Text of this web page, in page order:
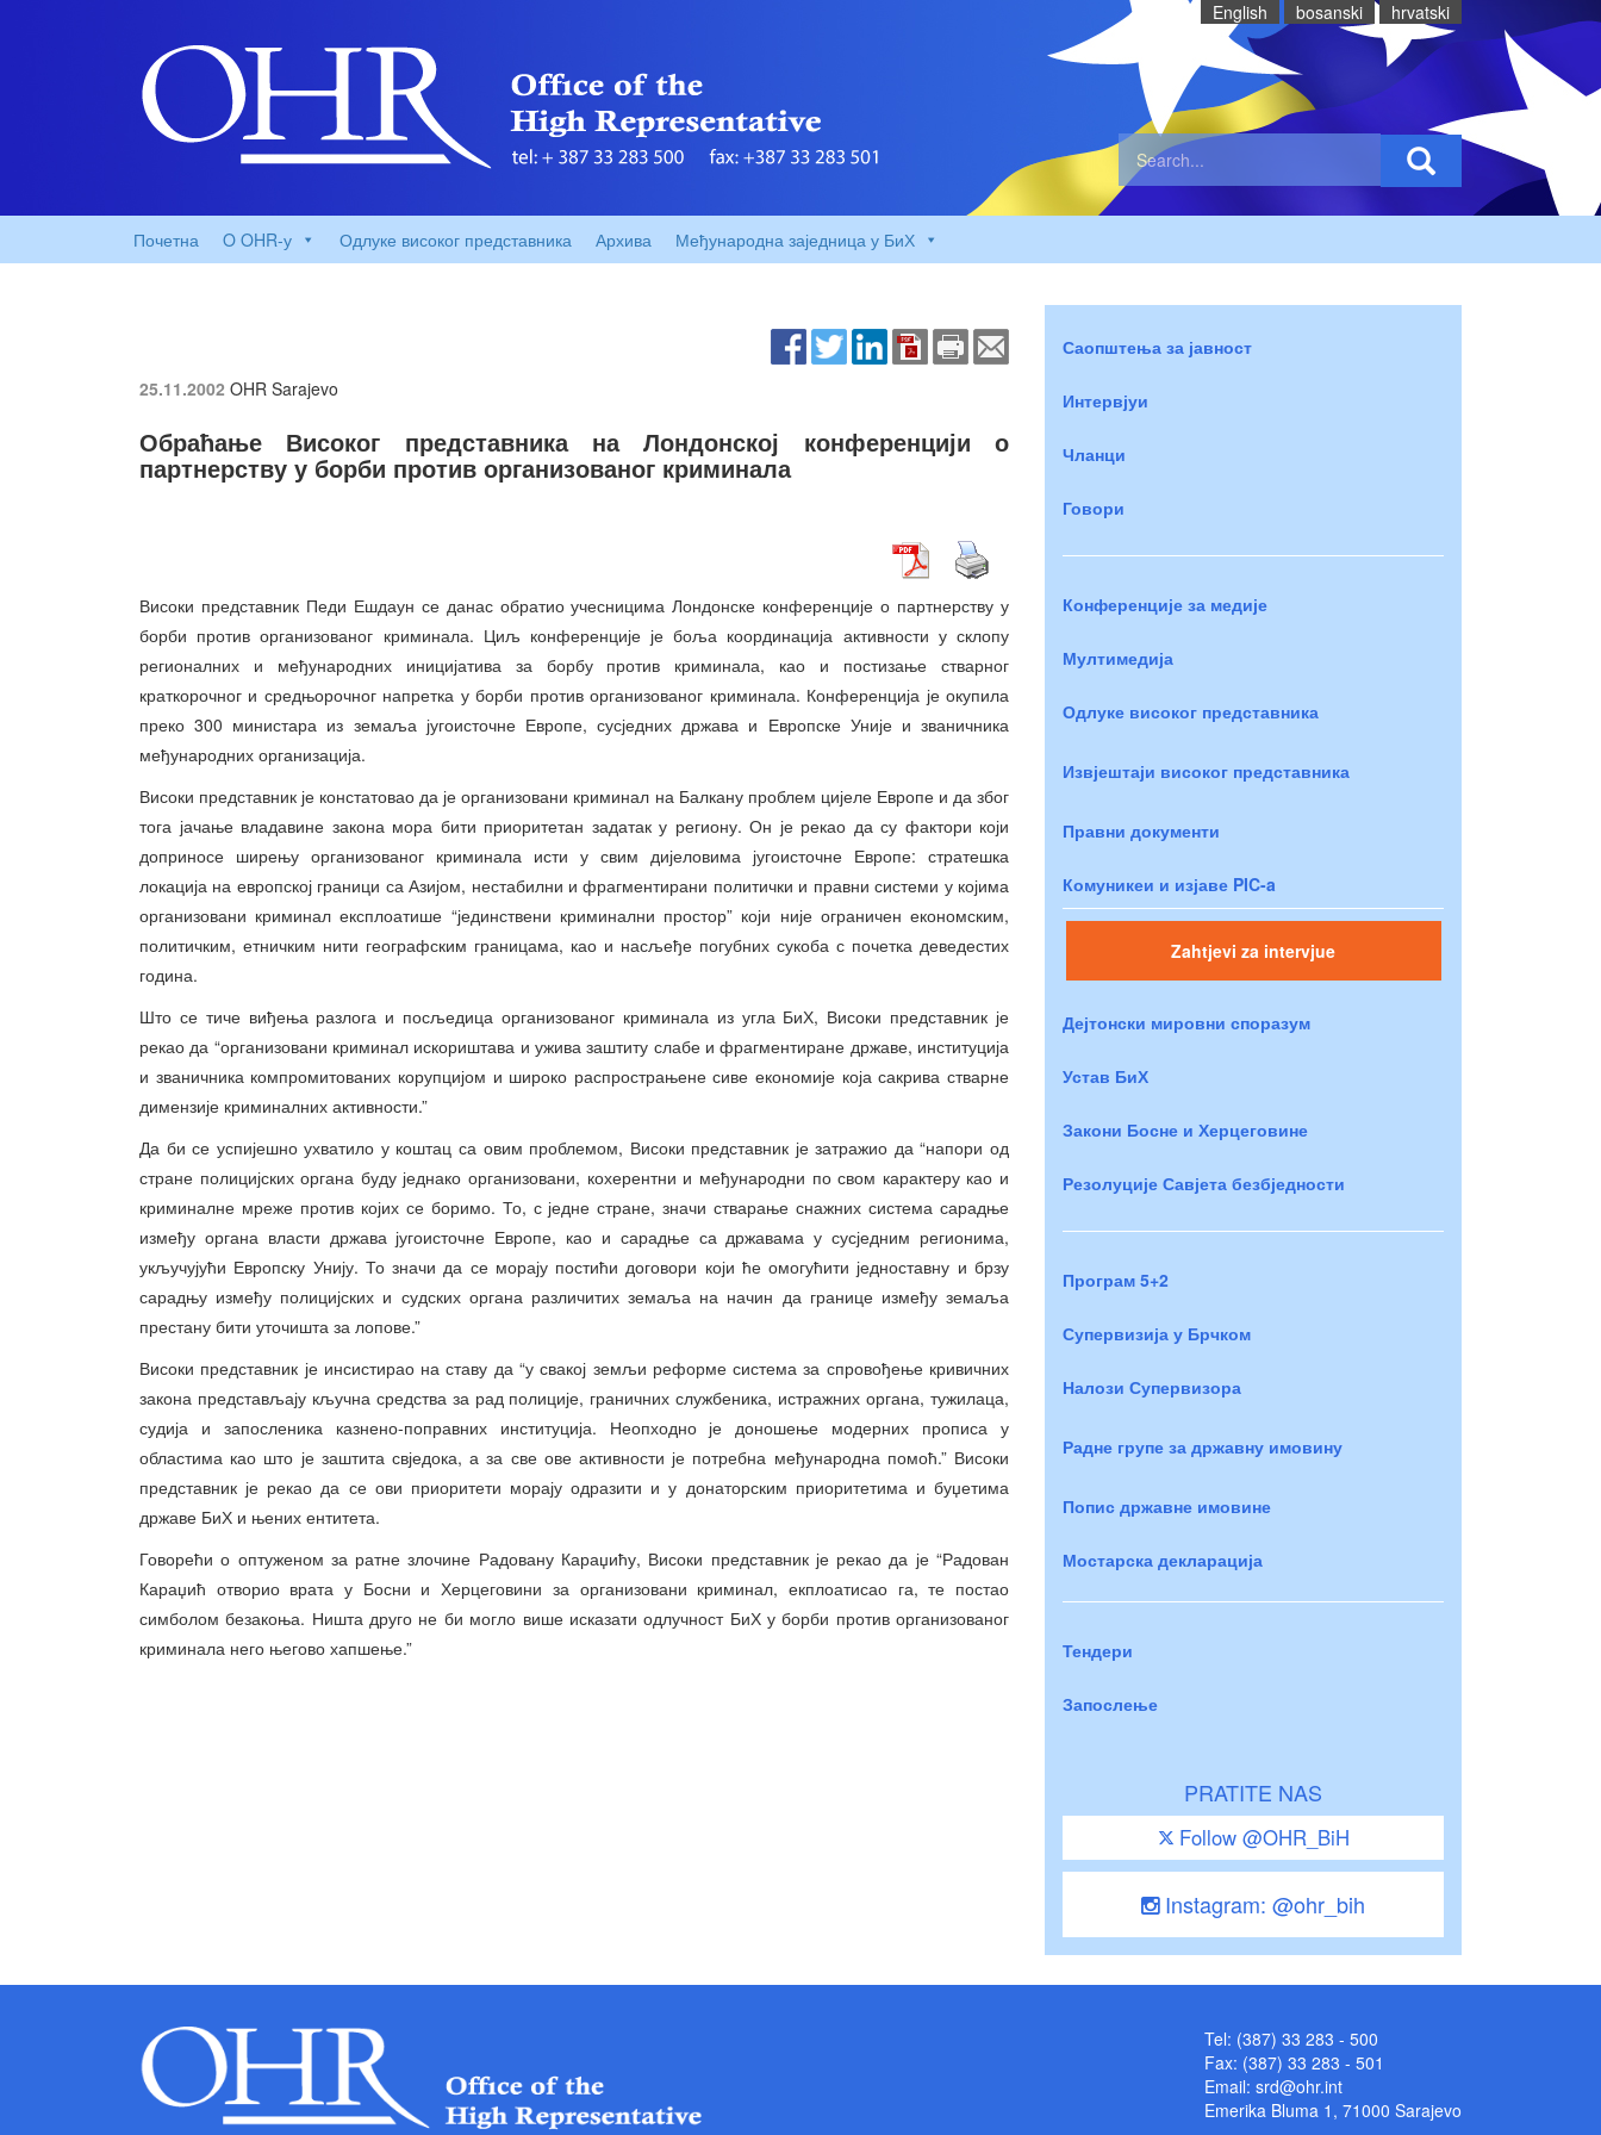
English bosanski hrvatski
Почетна O OHR-у Одлуке високог представника Архива Међународна заједница у БиХ
25.11.2002 OHR Sarajevo
Обраћање Високог представника на Лондонској конференцији о
партнерству у борби против организованог криминала
Високи представник Педи Ешдаун се данас обратио учесницима Лондонске конференције о партнерству у
борби против организованог криминала. Циљ конференције је боља координација активности у склопу
регионалних и међународних иницијатива за борбу против криминала, као и постизање стварног
краткорочног и средњорочног напретка у борби против организованог криминала. Конференција је окупила
преко 300 министара из земаља југоисточне Европе, сусједних држава и Европске Уније и званичника
међународних организација.
Високи представник је констатовао да је организовани криминал на Балкану проблем цијеле Европе и да због
тога јачање владавине закона мора бити приоритетан задатак у региону. Он је рекао да су фактори који
доприносе ширењу организованог криминала исти у свим дијеловима југоисточне Европе: стратешка
локација на европској граници са Азијом, нестабилни и фрагментирани политички и правни системи у којима
организовани криминал експлоатише “јединствени криминални простор” који није ограничен економским,
политичким, етничким нити географским границама, као и насљеђе погубних сукоба с почетка деведестих
година.
Што се тиче виђења разлога и посљедица организованог криминала из угла БиХ, Високи представник је
рекао да “организовани криминал искориштава и ужива заштиту слабе и фрагментиране државе, институција
и званичника компромитованих корупцијом и широко распрострањене сиве економије која сакрива стварне
димензије криминалних активности.”
Да би се успијешно ухватило у коштац са овим проблемом, Високи представник је затражио да “напори од
стране полицијских органа буду једнако организовани, кохерентни и међународни по свом карактеру као и
криминалне мреже против којих се боримо. То, с једне стране, значи стварање снажних система сарадње
између органа власти држава југоисточне Европе, као и сарадње са државама у сусједним регионима,
укључујући Европску Унију. То значи да се морају постићи договори који ће омогућити једноставну и брзу
сарадњу између полицијских и судских органа различитих земаља на начин да границе између земаља
престану бити уточишта за лопове.”
Високи представник је инсистирао на ставу да “у свакој земљи реформе система за спровођење кривичних
закона представљају кључна средства за рад полиције, граничних службеника, истражних органа, тужилаца,
судија и запосленика казнено-поправних институција. Неопходно је доношење модерних прописа у
областима као што је заштита свједока, а за све ове активности је потребна међународна помоћ.” Високи
представник је рекао да се ови приоритети морају одразити и у донаторским приоритетима и буџетима
државе БиХ и њених ентитета.
Говорећи о оптуженом за ратне злочине Радовану Караџићу, Високи представник је рекао да је “Радован
Караџић отворио врата у Босни и Херцеговини за организовани криминал, екплоатисао га, те постао
симболом безакоња. Ништа друго не би могло више исказати одлучност БиХ у борби против организованог
криминала него његово хапшење.”
Саопштења за јавност
Интервјуи
Чланци
Говори
Конференције за медије
Мултимедија
Одлуке високог представника
Извјештаји високог представника
Правни документи
Комуникеи и изјаве PIC-a
Zahtjevi za intervjue
Дејтонски мировни споразум
Устав БиХ
Закони Босне и Херцеговине
Резолуције Савјета безбједности
Програм 5+2
Супервизија у Брчком
Налози Супервизора
Радне групе за државну имовину
Попис државне имовине
Мостарска декларација
Тендери
Запослење
PRATITE NAS
Follow @OHR_BiH
Instagram: @ohr_bih
Tel: (387) 33 283 - 500
Fax: (387) 33 283 - 501
Email: srd@ohr.int
Emerika Bluma 1, 71000 Sarajevo